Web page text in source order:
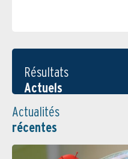
Résultats
Actuels
Actualités
récentes